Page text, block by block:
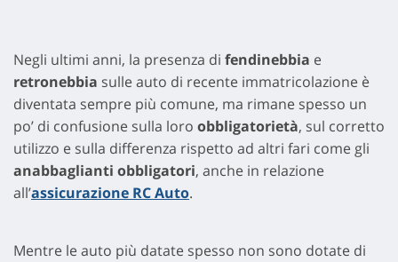
Negli ultimi anni, la presenza di fendinebbia e
retronebbia sulle auto di recente immatricolazione è
diventata sempre più comune, ma rimane spesso un
po’ di confusione sulla loro obbligatorietà, sul corretto
utilizzo e sulla differenza rispetto ad altri fari come gli
anabbaglianti obbligatori, anche in relazione
all’assicurazione RC Auto.
Mentre le auto più datate spesso non sono dotate di